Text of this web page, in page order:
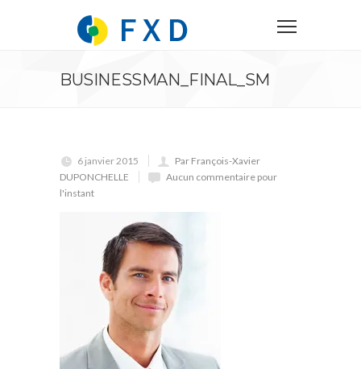
BUSINESSMAN_FINAL_SM
6 janvier 2015
Par François-Xavier
DUPONCHELLE
Aucun commentaire pour
l'instant